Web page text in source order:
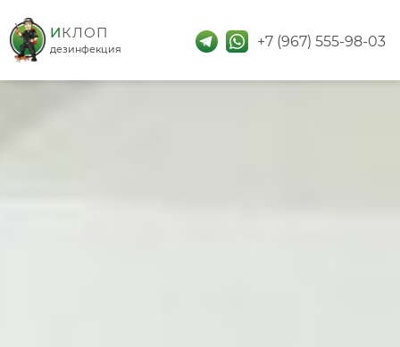
дезинфекция